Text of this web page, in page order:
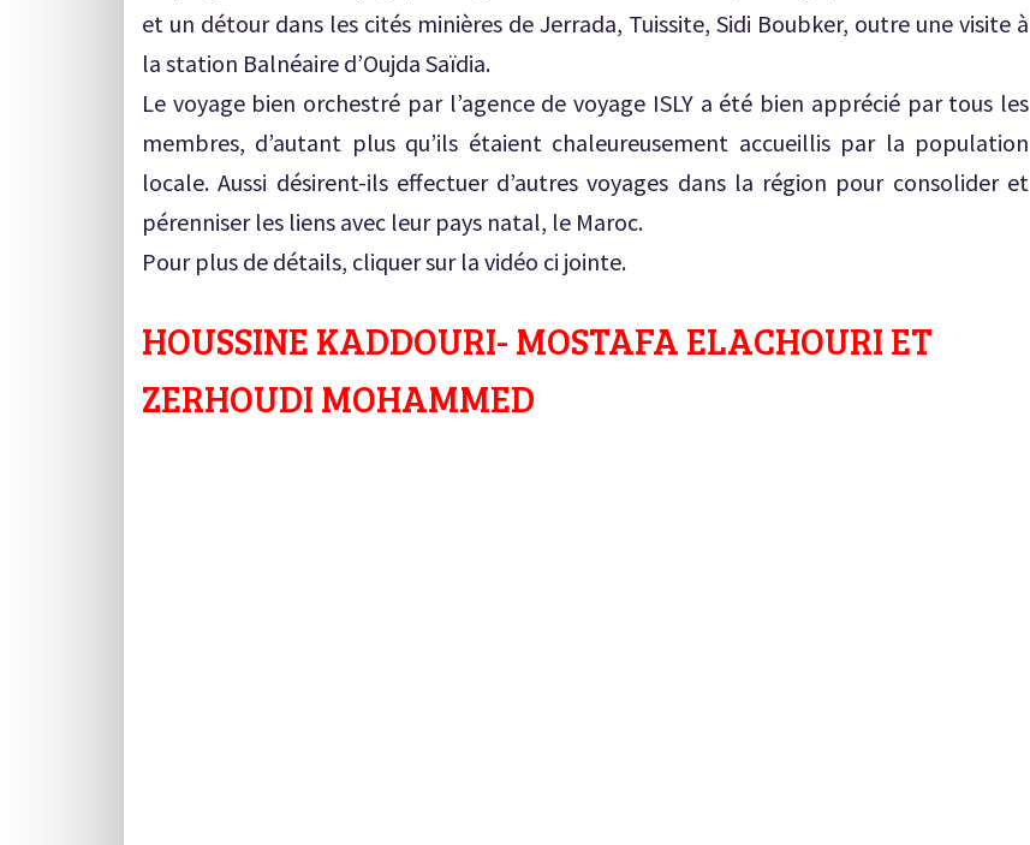
et un détour dans les cités minières de Jerrada, Tuissite, Sidi Boubker, outre une visite à
la station Balnéaire d’Oujda Saïdia.
Le voyage bien orchestré par l’agence de voyage ISLY a été bien apprécié par tous les
membres, d’autant plus qu’ils étaient chaleureusement accueillis par la population
locale. Aussi désirent-ils effectuer d’autres voyages dans la région pour consolider et
pérenniser les liens avec leur pays natal, le Maroc.
Pour plus de détails, cliquer sur la vidéo ci jointe.
HOUSSINE KADDOURI- MOSTAFA ELACHOURI ET
ZERHOUDI MOHAMMED